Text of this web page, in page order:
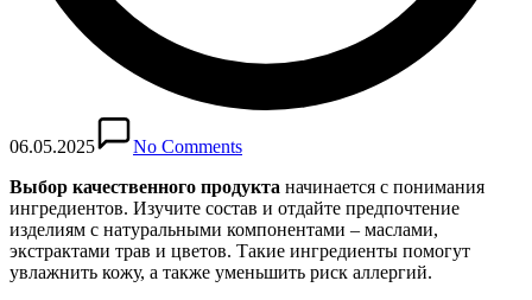
06.05.2025
No Comments
Выбор качественного продукта начинается с понимания
ингредиентов. Изучите состав и отдайте предпочтение
изделиям с натуральными компонентами – маслами,
экстрактами трав и цветов. Такие ингредиенты помогут
увлажнить кожу, а также уменьшить риск аллергий.